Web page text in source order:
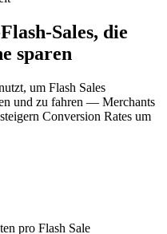
Sales, die
sparen
um Flash Sales
und zu fahren — Merchants
Conversion Rates um
pro Flash Sale